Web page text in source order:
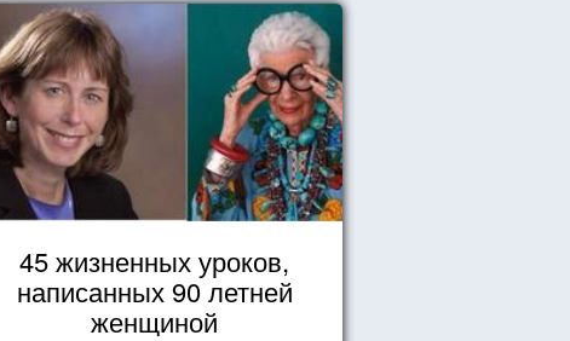
45 жизненных уроков,
написанных 90 летней
женщиной